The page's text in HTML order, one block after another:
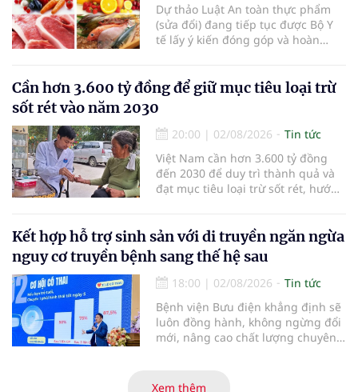
Dự thảo Luật An toàn thực phẩm
(sửa đổi) đang tiếp tục được Bộ Y
tế lấy ý kiến đóng góp và hoàn
cường hậu kiểm, ứng dụng chuyển
đổi số, kiểm soát nguy cơ theo toàn
bộ chuỗi cung ứng và nâng cao
hiệu quả quản lý loại hình thức ăn
đường phố, bếp ăn tập thể, góp
phần nâng cao hiệu quả bảo đảm
an toàn thực phẩm trong giai đoạn
mới.
Cần hơn 3.600 tỷ đồng để giữ mục tiêu loại trừ
sốt rét vào năm 2030
20:00 | 02/08/2026
Tin tức
Việt Nam cần hơn 3.600 tỷ đồng
đến 2030 để duy trì thành quả và
đạt mục tiêu loại trừ sốt rét, hướng
Kết hợp hỗ trợ sinh sản với di truyền ngăn ngừa
nguy cơ truyền bệnh sang thế hệ sau
18:00 | 02/08/2026
Tin tức
Bệnh viện Bưu điện khẳng định sẽ
luôn đồng hành, không ngừng đổi
mới, nâng cao chất lượng chuyên
thành “có thể”, giúp ngày càng
Xem thêm